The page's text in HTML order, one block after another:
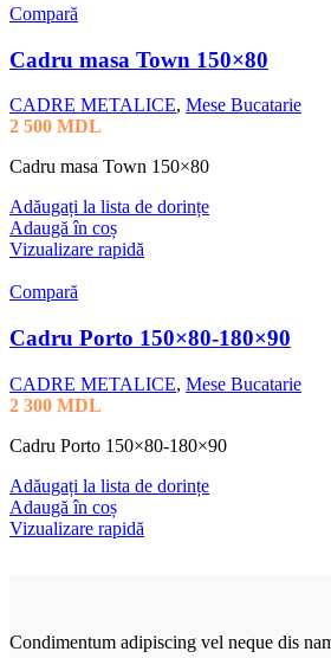
Compară
Cadru masa Town 150×80
CADRE METALICE, Mese Bucatarie
2 500 MDL
Cadru masa Town 150×80
Adăugați la lista de dorințe
Adaugă în coș
Vizualizare rapidă
Compară
Cadru Porto 150×80-180×90
CADRE METALICE, Mese Bucatarie
2 300 MDL
Cadru Porto 150×80-180×90
Adăugați la lista de dorințe
Adaugă în coș
Vizualizare rapidă
Condimentum adipiscing vel neque dis